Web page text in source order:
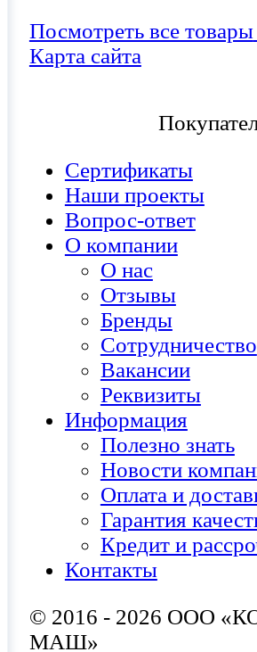
Посмотреть все товары
Карта сайта
Сертификаты
Наши проекты
Вопрос-ответ
О компании
О нас
Отзывы
Бренды
Сотрудничество
Вакансии
Реквизиты
Информация
Полезно знать
Новости
Оплата и
Гарантия
Кредит и
Контакты
© 2016 - 2026 ООО
МАШ»